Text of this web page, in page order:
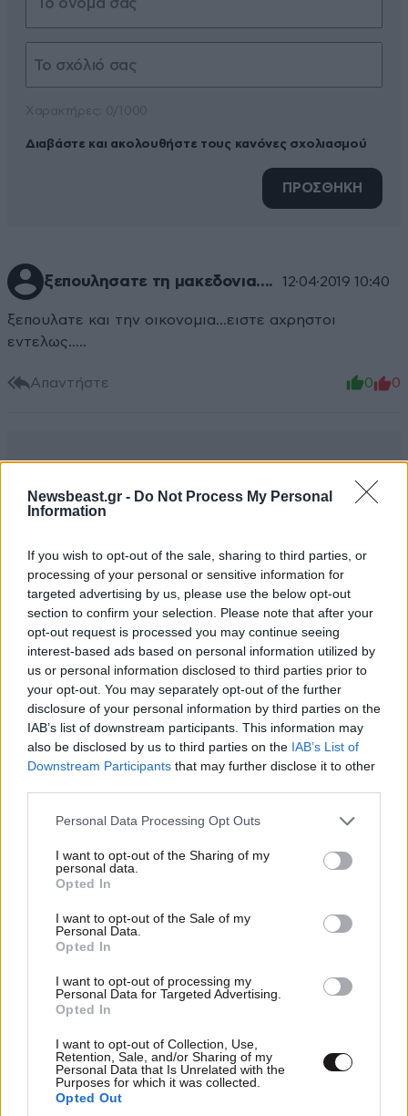
Newsbeast.gr - Do Not Process My Personal
Information
If you wish to opt-out of the sale, sharing to third parties, or
processing of your personal or sensitive information for
targeted advertising by us, please use the below opt-out
section to confirm your selection. Please note that after your
opt-out request is processed you may continue seeing
interest-based ads based on personal information utilized by
us or personal information disclosed to third parties prior to
your opt-out. You may separately opt-out of the further
disclosure of your personal information by third parties on the
IAB’s list of downstream participants. This information may
also be disclosed by us to third parties on the IAB’s List of
Downstream Participants that may further disclose it to other
Please note that this website/app uses one or more Google
not limited to your visit or usage behaviour. You may click to
grant or deny consent to Google and its third-party tags to
use your data for below specified purposes in below Google
consent section.
Personal Data Processing Opt Outs
I want to opt-out of the Sharing of my
personal data.
Opted In
I want to opt-out of the Sale of my
Personal Data.
Opted In
I want to opt-out of processing my
Personal Data for Targeted Advertising.
Opted In
I want to opt-out of Collection, Use,
Retention, Sale, and/or Sharing of my
Personal Data that Is Unrelated with the
Purposes for which it was collected.
Opted Out
Διαβάστε και ακολουθήστε τους κανόνες σχολιασμού
ΠΡΟΣΘΗΚΗ
ξεπουλησατε τη μακεδονια.... 12·04·2019 10:40
ξεπουλατε και την οικονομια...ειστε αχρηστοι
εντελως.....
Απαντήστε 0 0
συριζαιοι..... 12·04·2019 10:39
Απαντήστε
TRENDING